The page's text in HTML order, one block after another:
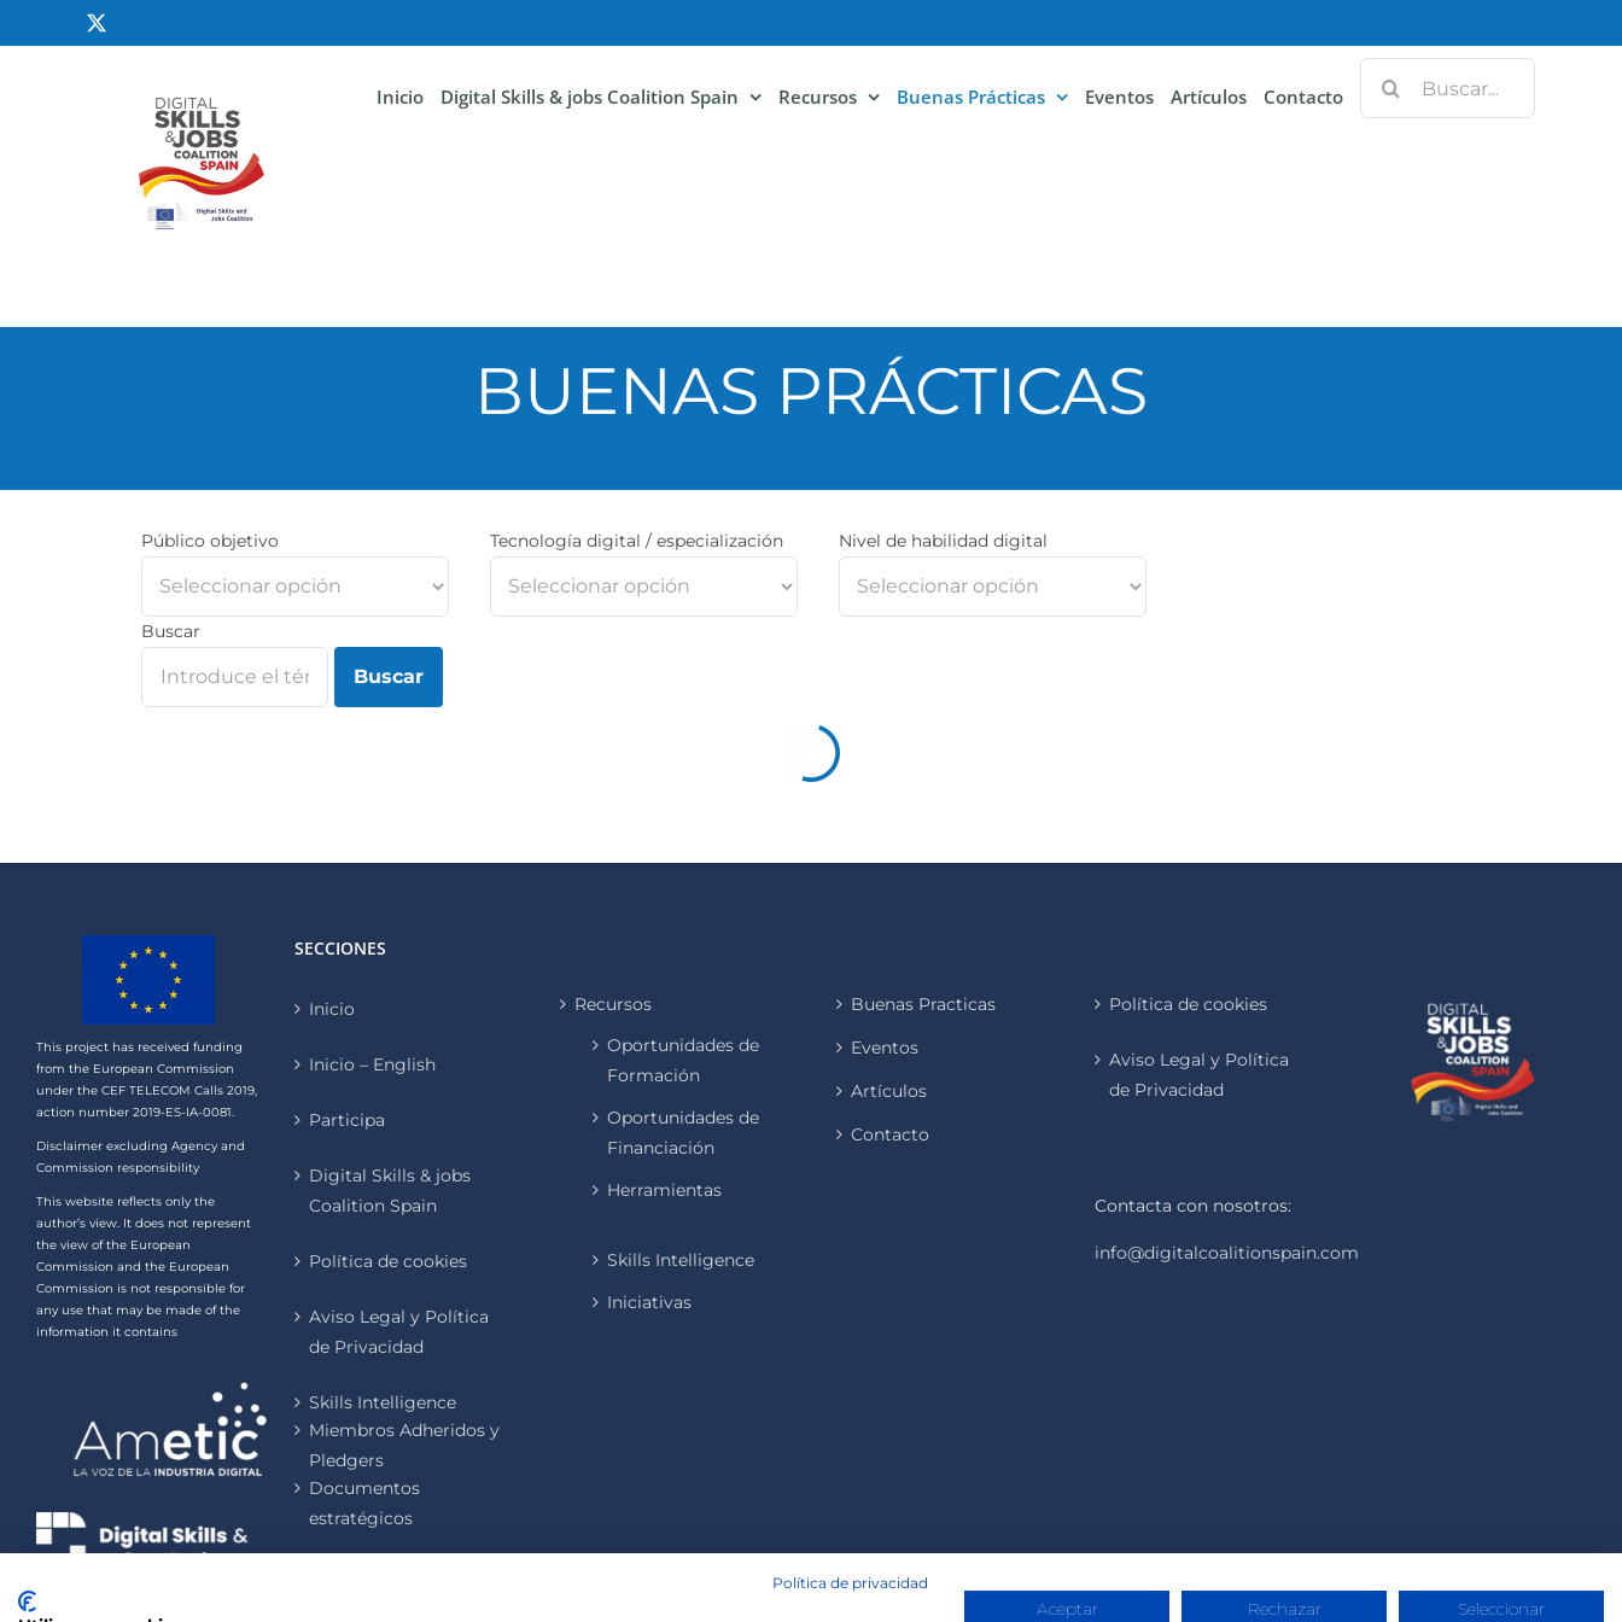
Inicio Digital Skills & jobs Coalition Spain Recursos Buenas Prácticas Eventos Artículos Contacto
BUENAS PRÁCTICAS
Público objetivo Tecnología digital / especialización Nivel de habilidad digital
Buscar
This project has received funding
from the European Commission
under the CEF TELECOM Calls 2019,
action number 2019-ES-IA-0081.
Disclaimer excluding Agency and
Commission responsibility
This website reflects only the
author’s view. It does not represent
the view of the European
Commission and the European
Commission is not responsible for
any use that may be made of the
information it contains
SECCIONES
Inicio
Inicio – English
Participa
Digital Skills & jobs
Coalition Spain
Política de cookies
Aviso Legal y Política
de Privacidad
Skills Intelligence
Miembros Adheridos y
Pledgers
Documentos
estratégicos
Recursos
Oportunidades de
Formación
Oportunidades de
Financiación
Herramientas
Skills Intelligence
Iniciativas
Buenas Practicas
Eventos
Artículos
Contacto
Política de cookies
Aviso Legal y Política
de Privacidad
Contacta con nosotros:
info@digitalcoalitionspain.com
Política de privacidad
Aceptar Rechazar Seleccionar